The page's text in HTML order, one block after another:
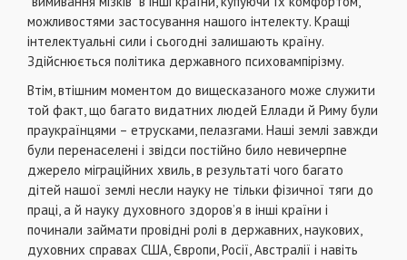
можливостями застосування нашого інтелекту. Кращі
інтелектуальні сили і сьогодні залишають країну.
Здійснюється політика державного психовампірізму.
Втім, втішним моментом до вищесказаного може служити
той факт, що багато видатних людей Еллади й Риму були
праукраїнцями – етрусками, пелазгами. Наші землі завжди
були перенаселені і звідси постійно било невичерпне
джерело міграційних хвиль, в результаті чого багато
дітей нашої землі несли науку не тільки фізичної тяги до
праці, а й науку духовного здоров’я в інші країни і
починали займати провідні ролі в державних, наукових,
духовних справах США, Європи, Росії, Австралії і навіть